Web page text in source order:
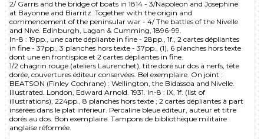
2/ Garris and the bridge of boats in 1814 - 3/Napoleon and Josephine
at Bayonne and Biarritz. Together with the origin and
commencement of the peninsular war - 4/ The battles of the Nivelle
and Nive. Edinburgh, Lagan & Cumming, 1896-99.
In-8 : 19pp., une carte dépliante in fine - 28pp., 1f., 2 cartes dépliantes
in fine - 37pp., 3 planches hors texte - 37pp., (1), 6 planches hors texte
dont une en frontispice et 2 cartes dépliantes in fine.
1/2 chagrin rouge (ateliers Laurenchet), titre doré sur dos à nerfs, tête
dorée, couvertures éditeur conservées. Bel exemplaire. On joint :
BEATSON (Finley Cochrane) : Wellington, the Bidassoa and Nivelle.
Illustrated. London, Edward Arnold. 1931. In-8 : IX, 1f. (list of
illustrations), 224pp., 8 planches hors texte ; 2 cartes dépliantes à part
insérées dans le plat inférieur. Percaline bleue éditeur, auteur et titre
dorés au dos. Bon exemplaire. Tampons de bibliothèque militaire
anglaise réformée.